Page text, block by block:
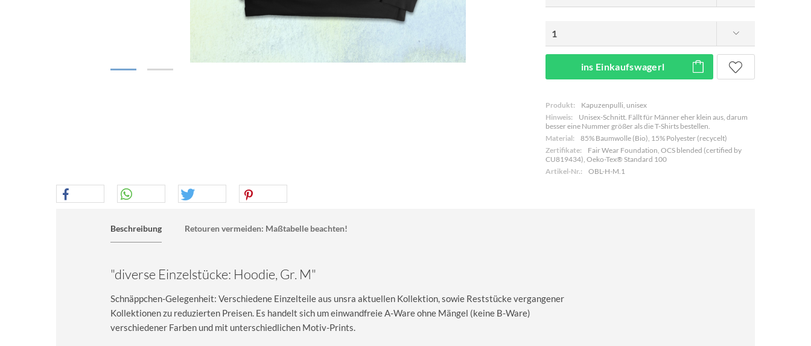
ins Einkaufswagerl
Produkt:
Kapuzenpulli, unisex
Hinweis:
Unisex-Schnitt. Fällt für Männer eher klein aus, darum
besser eine Nummer größer als die T-Shirts bestellen.
Material:
85% Baumwolle (Bio), 15% Polyester (recycelt)
Zertifikate:
Fair Wear Foundation, OCS blended (certified by
CU819434), Oeko-Tex® Standard 100
Artikel-Nr.:
OBL-H-M.1
Beschreibung Retouren vermeiden: Maßtabelle beachten!
"diverse Einzelstücke: Hoodie, Gr. M"
Schnäppchen-Gelegenheit: Verschiedene Einzelteile aus unsra aktuellen Kollektion, sowie Reststücke vergangener
Kollektionen zu reduzierten Preisen. Es handelt sich um einwandfreie A-Ware ohne Mängel (keine B-Ware)
verschiedener Farben und mit unterschiedlichen Motiv-Prints.